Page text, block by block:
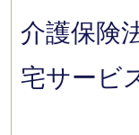
介護保険
宅サービ